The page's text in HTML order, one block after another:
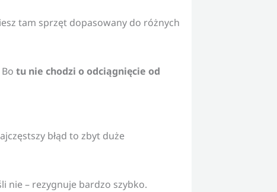
tam sprzęt dopasowany do różnych
tu nie chodzi o odciągnięcie od
błąd to zbyt duże
nie – rezygnuje bardzo szybko.